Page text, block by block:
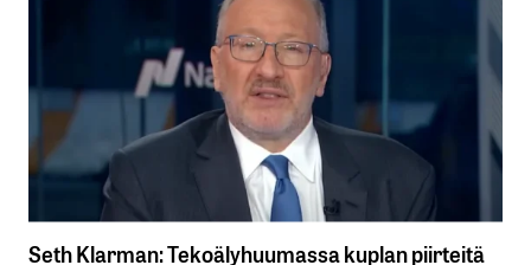
Seth Klarman: Tekoälyhuumassa kuplan piirteitä